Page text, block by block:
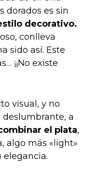
dorados es sin
decorativo.
conlleva
sido así. Este
¡¡No existe
visual, y no
deslumbrante, a
el plata,
algo más «light»
elegancia.